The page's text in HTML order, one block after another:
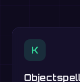
K